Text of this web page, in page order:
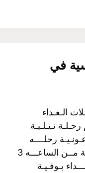
في
الـغـداء
رحـلـة نـيـلـيـة
رحلــــه
الغــــداء سـعـر الـفـرد :350 جـنـيـة مــن الساعـــه 3
5 مـسـاءً غـــداء بـوفـيـة